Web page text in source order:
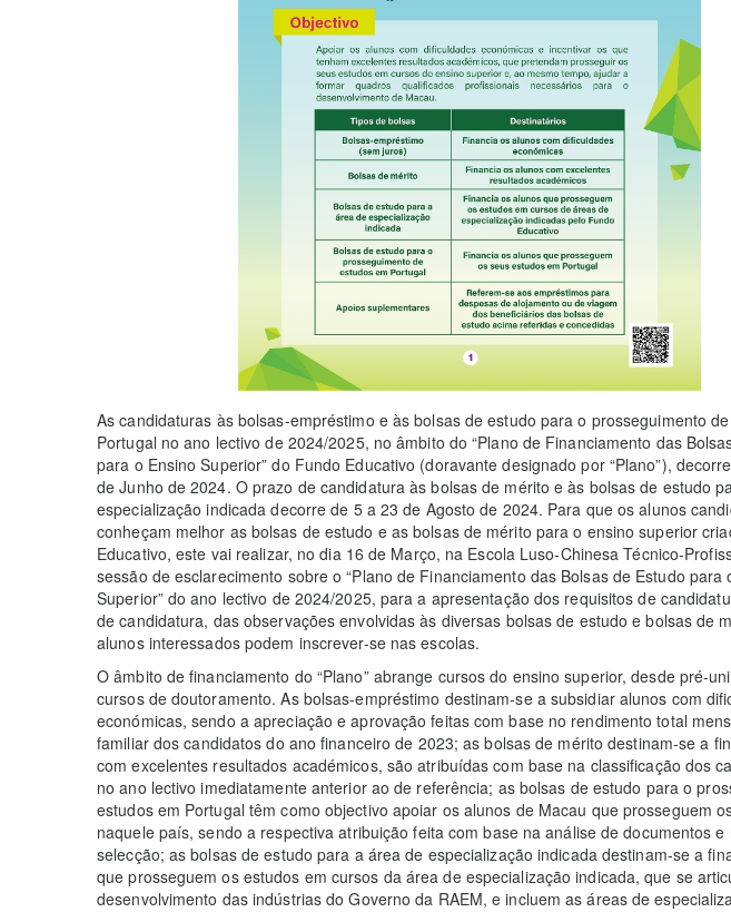
As candidaturas às bolsas-empréstimo e às bolsas de estudo para o prosseguimento
Portugal no ano lectivo de 2024/2025, no âmbito do “Plano de Financiamento das
para o Ensino Superior” do Fundo Educativo (doravante designado por “Plano”),
de Junho de 2024. O prazo de candidatura às bolsas de mérito e às bolsas de estudo
especialização indicada decorre de 5 a 23 de Agosto de 2024. Para que os alunos
conheçam melhor as bolsas de estudo e as bolsas de mérito para o ensino superior
Educativo, este vai realizar, no dia 16 de Março, na Escola Luso-Chinesa Técnico-
sessão de esclarecimento sobre o “Plano de Financiamento das Bolsas de Estudo para
Superior” do ano lectivo de 2024/2025, para a apresentação dos requisitos de
de candidatura, das observações envolvidas às diversas bolsas de estudo e bolsas de
alunos interessados podem inscrever-se nas escolas.
O âmbito de financiamento do “Plano” abrange cursos do ensino superior, desde pré-
cursos de doutoramento. As bolsas-empréstimo destinam-se a subsidiar alunos com
económicas, sendo a apreciação e aprovação feitas com base no rendimento total
familiar dos candidatos do ano financeiro de 2023; as bolsas de mérito destinam-se a
com excelentes resultados académicos, são atribuídas com base na classificação dos
no ano lectivo imediatamente anterior ao de referência; as bolsas de estudo para o
estudos em Portugal têm como objectivo apoiar os alunos de Macau que prosseguem
naquele país, sendo a respectiva atribuição feita com base na análise de documentos
selecção; as bolsas de estudo para a área de especialização indicada destinam-se a
que prosseguem os estudos em cursos da área de especialização indicada, que se
desenvolvimento das indústrias do Governo da RAEM, e incluem as áreas de